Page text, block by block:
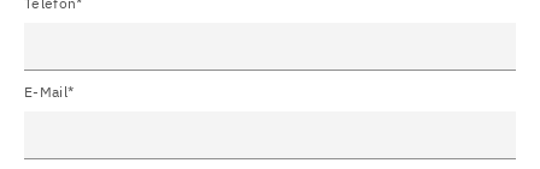
E-Mail*